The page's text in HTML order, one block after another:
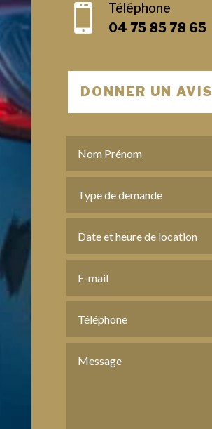

Téléphone
04 75 85 78 65
DONNER UN AVIS